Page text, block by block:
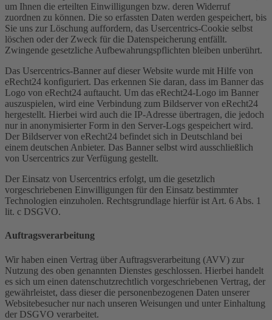
um Ihnen die erteilten Einwilligungen bzw. deren Widerruf
zuordnen zu können. Die so erfassten Daten werden gespeichert, bis
Sie uns zur Löschung auffordern, das Usercentrics-Cookie selbst
löschen oder der Zweck für die Datenspeicherung entfällt.
Zwingende gesetzliche Aufbewahrungspflichten bleiben unberührt.
Das Usercentrics-Banner auf dieser Website wurde mit Hilfe von
eRecht24 konfiguriert. Das erkennen Sie daran, dass im Banner das
Logo von eRecht24 auftaucht. Um das eRecht24-Logo im Banner
auszuspielen, wird eine Verbindung zum Bildserver von eRecht24
hergestellt. Hierbei wird auch die IP-Adresse übertragen, die jedoch
nur in anonymisierter Form in den Server-Logs gespeichert wird.
Der Bildserver von eRecht24 befindet sich in Deutschland bei
einem deutschen Anbieter. Das Banner selbst wird ausschließlich
von Usercentrics zur Verfügung gestellt.
Der Einsatz von Usercentrics erfolgt, um die gesetzlich
vorgeschriebenen Einwilligungen für den Einsatz bestimmter
Technologien einzuholen. Rechtsgrundlage hierfür ist Art. 6 Abs. 1
lit. c DSGVO.
Auftragsverarbeitung
Wir haben einen Vertrag über Auftragsverarbeitung (AVV) zur
Nutzung des oben genannten Dienstes geschlossen. Hierbei handelt
es sich um einen datenschutzrechtlich vorgeschriebenen Vertrag, der
gewährleistet, dass dieser die personenbezogenen Daten unserer
Websitebesucher nur nach unseren Weisungen und unter Einhaltung
der DSGVO verarbeitet.